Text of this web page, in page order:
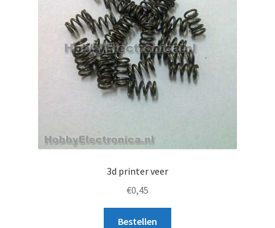
3d printer veer
€0,45
Bestellen